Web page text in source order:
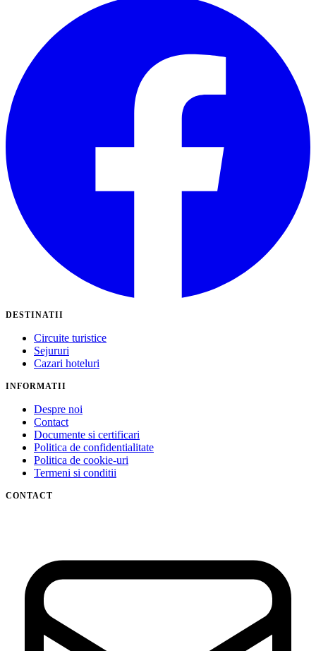
DESTINATII
Circuite turistice
Sejururi
Cazari hoteluri
INFORMATII
Despre noi
Contact
Documente si certificari
Politica de confidentialitate
Politica de cookie-uri
Termeni si conditii
CONTACT